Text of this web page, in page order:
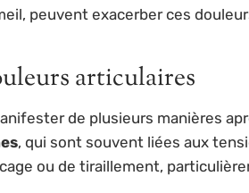
peuvent exacerber ces
articulaires
de plusieurs manières
, qui sont souvent liées aux
ou de tiraillement,